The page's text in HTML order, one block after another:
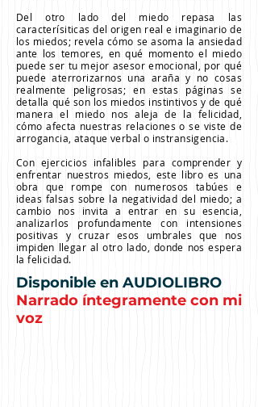
Del otro lado del miedo repasa las
caracterísiticas del origen real e imaginario de
los miedos; revela cómo se asoma la ansiedad
ante los temores, en qué momento el miedo
puede ser tu mejor asesor emocional, por qué
puede aterrorizarnos una araña y no cosas
realmente peligrosas; en estas páginas se
detalla qué son los miedos instintivos y de qué
manera el miedo nos aleja de la felicidad,
cómo afecta nuestras relaciones o se viste de
arrogancia, ataque verbal o instransigencia.
Con ejercicios infalibles para comprender y
enfrentar nuestros miedos, este libro es una
obra que rompe con numerosos tabúes e
ideas falsas sobre la negatividad del miedo; a
cambio nos invita a entrar en su esencia,
analizarlos profundamente con intensiones
positivas y cruzar esos umbrales que nos
impiden llegar al otro lado, donde nos espera
la felicidad.
Disponible en AUDIOLIBRO
Narrado íntegramente con mi
voz